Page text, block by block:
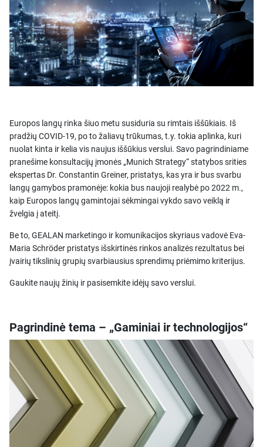
Europos langų rinka šiuo metu susiduria su rimtais iššūkiais. Iš
pradžių COVID-19, po to žaliavų trūkumas, t.y. tokia aplinka, kuri
nuolat kinta ir kelia vis naujus iššūkius verslui. Savo pagrindiniame
pranešime konsultacijų įmonės „Munich Strategy“ statybos srities
ekspertas Dr. Constantin Greiner, pristatys, kas yra ir bus svarbu
langų gamybos pramonėje: kokia bus naujoji realybė po 2022 m.,
kaip Europos langų gamintojai sėkmingai vykdo savo veiklą ir
žvelgia į ateitį.
Be to, GEALAN marketingo ir komunikacijos skyriaus vadovė Eva-
Maria Schröder pristatys išskirtinės rinkos analizės rezultatus bei
įvairių tikslinių grupių svarbiausius sprendimų priėmimo kriterijus.
Gaukite naujų žinių ir pasisemkite idėjų savo verslui.
Pagrindinė tema – „Gaminiai ir technologijos“